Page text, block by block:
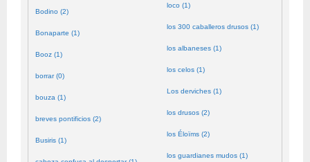
Bodino (2)
Bonaparte (1)
Booz (1)
borrar (0)
bouza (1)
breves pontificios (2)
Busiris (1)
loco (1)
los 300 caballeros drusos (1)
los albaneses (1)
los celos (1)
Los derviches (1)
los drusos (2)
los Éloïms (2)
los guardianes mudos (1)